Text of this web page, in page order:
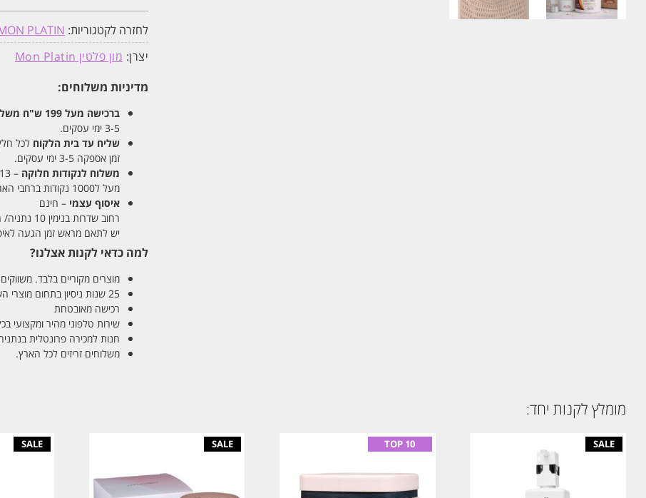
לחזרה לקטגוריות: PLATIN
יצרן: מון פלטין Mon Platin
מדיניות משלוחים:
ברכישה מעל 199 ש"ח
3-5 ימי עסקים.
שליח עד בית הלקוח לכל חלקי
זמן אספקה 3-5 ימי עסקים.
משלוח לנקודות חלוקה – 13 ש"ח
מעל ל1000 נקודות ברחבי הארץ. זמן אספקה 5-8 ימי עסקים.
איסוף עצמי – חינם
רחוב שדרות בנימין 10 נתניה/ רחוב פנקס 12 נתניה – לבחירתכם
יש לתאם מראש זמן הגעה לאיסוף
למה כדאי לקנות אצלנו?
מוצרים מקוריים בלבד.
25 שנות ניסיון בתחום מוצרי השיער והטיפוח
רכישה מאובטחת
שירות טלפוני מהיר ומקצועי
חנות למכירה פרונטלית בנתניה
משלוחים זריזים לכל הארץ.
מומלץ לקנות יחד: